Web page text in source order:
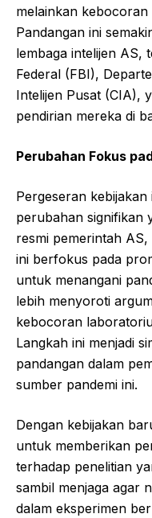
melainkan
Pandangan ini
lembaga intelijen AS,
Federal (FBI),
Intelijen Pusat (CIA),
pendirian mereka di
Perubahan Fokus
Pergeseran
perubahan signifikan
resmi pemerintah
ini berfokus pada
untuk menangani
lebih menyoroti
kebocoran
Langkah ini menjadi
pandangan dalam
sumber pandemi ini.
Dengan kebijakan
untuk memberikan
terhadap penelitian
sambil menjaga agar
dalam eksperimen